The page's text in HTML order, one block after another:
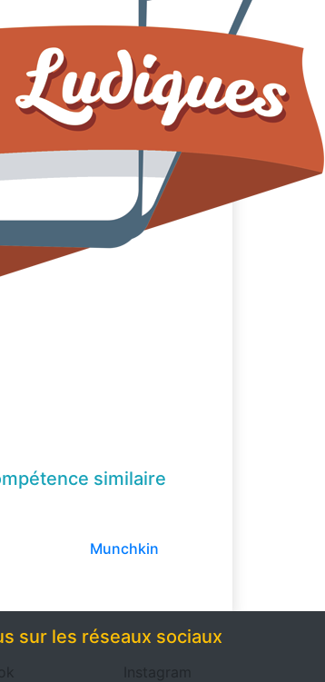
similaire
Munchkin
sur les réseaux sociaux
Instagram